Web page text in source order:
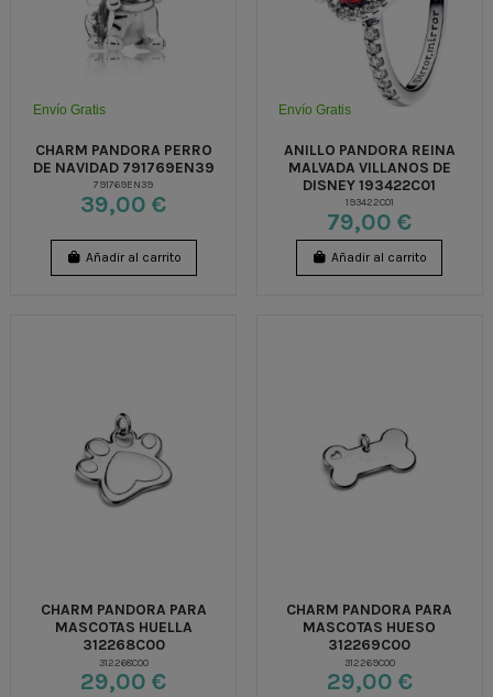
Envío Gratis
CHARM PANDORA PERRO
DE NAVIDAD 791769EN39
791769EN39
39,00 €
Añadir al carrito
Envío Gratis
ANILLO PANDORA REINA
MALVADA VILLANOS DE
DISNEY 193422C01
193422C01
79,00 €
Añadir al carrito
CHARM PANDORA PARA
MASCOTAS HUELLA
312268C00
312268C00
29,00 €
CHARM PANDORA PARA
MASCOTAS HUESO
312269C00
312269C00
29,00 €